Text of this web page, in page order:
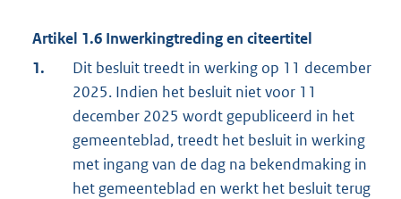
Artikel 1.6 Inwerkingtreding en citeertitel
1.
Dit besluit treedt in werking op 11 december
2025. Indien het besluit niet voor 11
december 2025 wordt gepubliceerd in het
gemeenteblad, treedt het besluit in werking
met ingang van de dag na bekendmaking in
het gemeenteblad en werkt het besluit terug